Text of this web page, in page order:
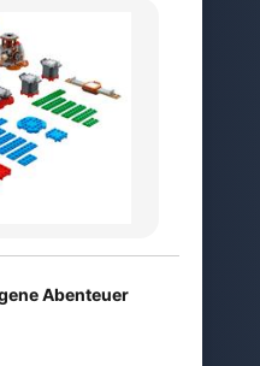
Abenteuer